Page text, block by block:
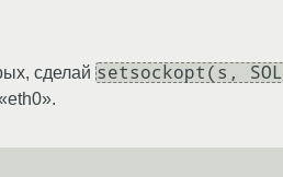
сделай setsockopt(s,